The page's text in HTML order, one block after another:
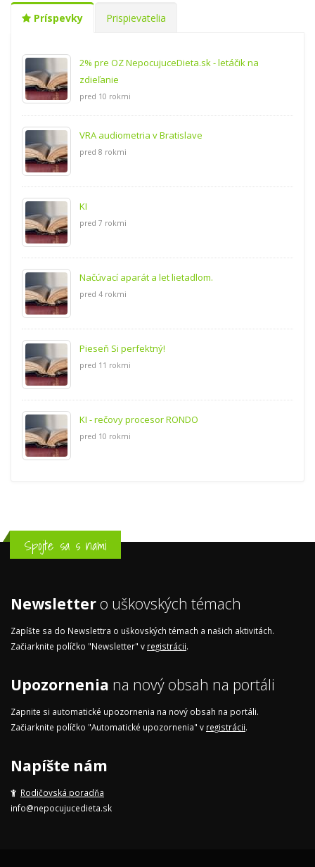
Príspevky Prispievatelia
2% pre OZ NepocujuceDieta.sk - letáčik na
zdieľanie
pred 10 rokmi
VRA audiometria v Bratislave
pred 8 rokmi
KI
pred 7 rokmi
Načúvací aparát a let lietadlom.
pred 4 rokmi
Pieseň Si perfektný!
pred 11 rokmi
KI - rečovy procesor RONDO
pred 10 rokmi
Spojte sa s nami
Newsletter o uškovských témach
Zapíšte sa do Newslettra o uškovských témach a našich aktivitách.
Začiarknite políčko "Newsletter" v registrácii.
Upozornenia na nový obsah na portáli
Zapnite si automatické upozornenia na nový obsah na portáli.
Začiarknite políčko "Automatické upozornenia" v registrácii.
Napíšte nám
Rodičovská poradňa
info@nepocujucedieta.sk